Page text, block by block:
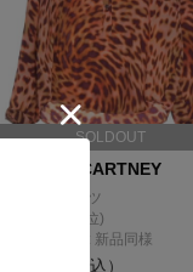
SOLDOUT
McCARTNEY
ジュアルシャツ
イズ：36(XS位)
ンディション: 新品同様
円（税込）